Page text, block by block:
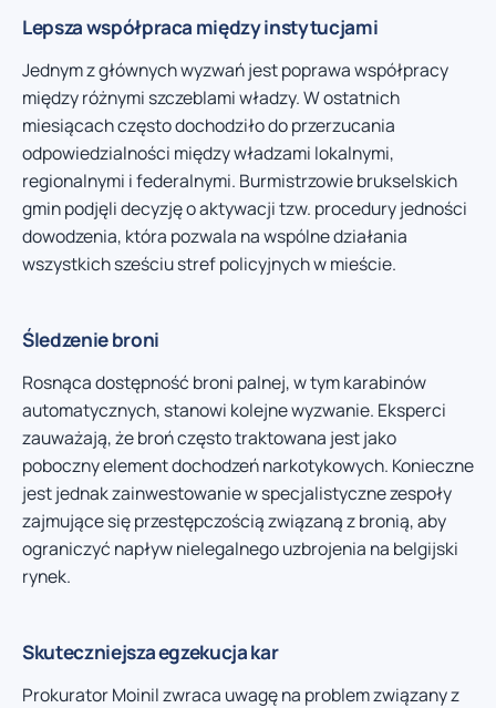
Lepsza współpraca między instytucjami
Jednym z głównych wyzwań jest poprawa współpracy
między różnymi szczeblami władzy. W ostatnich
miesiącach często dochodziło do przerzucania
odpowiedzialności między władzami lokalnymi,
regionalnymi i federalnymi. Burmistrzowie brukselskich
gmin podjęli decyzję o aktywacji tzw. procedury jedności
dowodzenia, która pozwala na wspólne działania
wszystkich sześciu stref policyjnych w mieście.
Śledzenie broni
Rosnąca dostępność broni palnej, w tym karabinów
automatycznych, stanowi kolejne wyzwanie. Eksperci
zauważają, że broń często traktowana jest jako
poboczny element dochodzeń narkotykowych. Konieczne
jest jednak zainwestowanie w specjalistyczne zespoły
zajmujące się przestępczością związaną z bronią, aby
ograniczyć napływ nielegalnego uzbrojenia na belgijski
rynek.
Skuteczniejsza egzekucja kar
Prokurator Moinil zwraca uwagę na problem związany z